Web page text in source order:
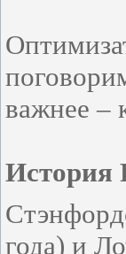
важнее –
История
года) и